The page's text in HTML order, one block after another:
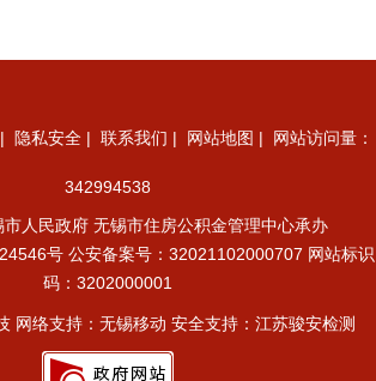
隐私安全 联系我们 网站地图 | 网站访问量：
342994538
市人民政府 无锡市住房公积金管理中心承办
号 公安备案号：32021102000707 网站标识
码：3202000001
网络支持：无锡移动 安全支持：江苏骏安检测